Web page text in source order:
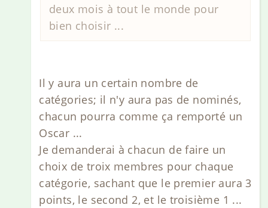
deux mois à tout le monde pour
bien choisir ...
Il y aura un certain nombre de
catégories; il n'y aura pas de nominés,
chacun pourra comme ça remporté un
Oscar ...
Je demanderai à chacun de faire un
choix de troix membres pour chaque
catégorie, sachant que le premier aura 3
points, le second 2, et le troisième 1 ...